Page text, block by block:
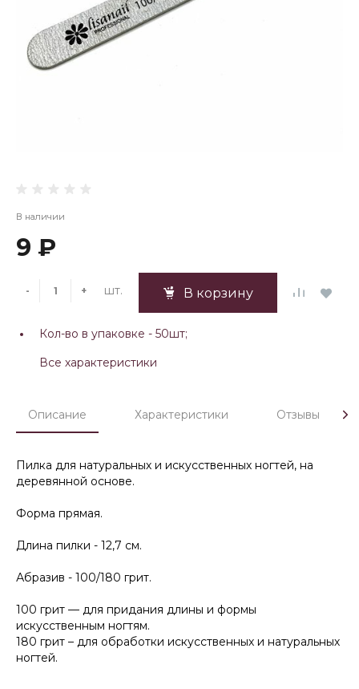
В наличии
9 ₽
- + шт. В корзину
Кол-во в упаковке - 50шт;
Все характеристики
Описание Характеристики Отзывы
Пилка для натуральных и искусственных ногтей, на
деревянной основе.
Форма прямая.
Длина пилки - 12,7 см.
Абразив - 100/180 грит.
100 грит — для придания длины и формы
искусственным ногтям.
180 грит – для обработки искусственных и натуральных
ногтей.